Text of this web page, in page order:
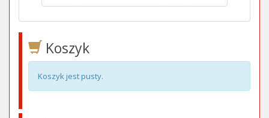
Koszyk
Koszyk jest pusty.